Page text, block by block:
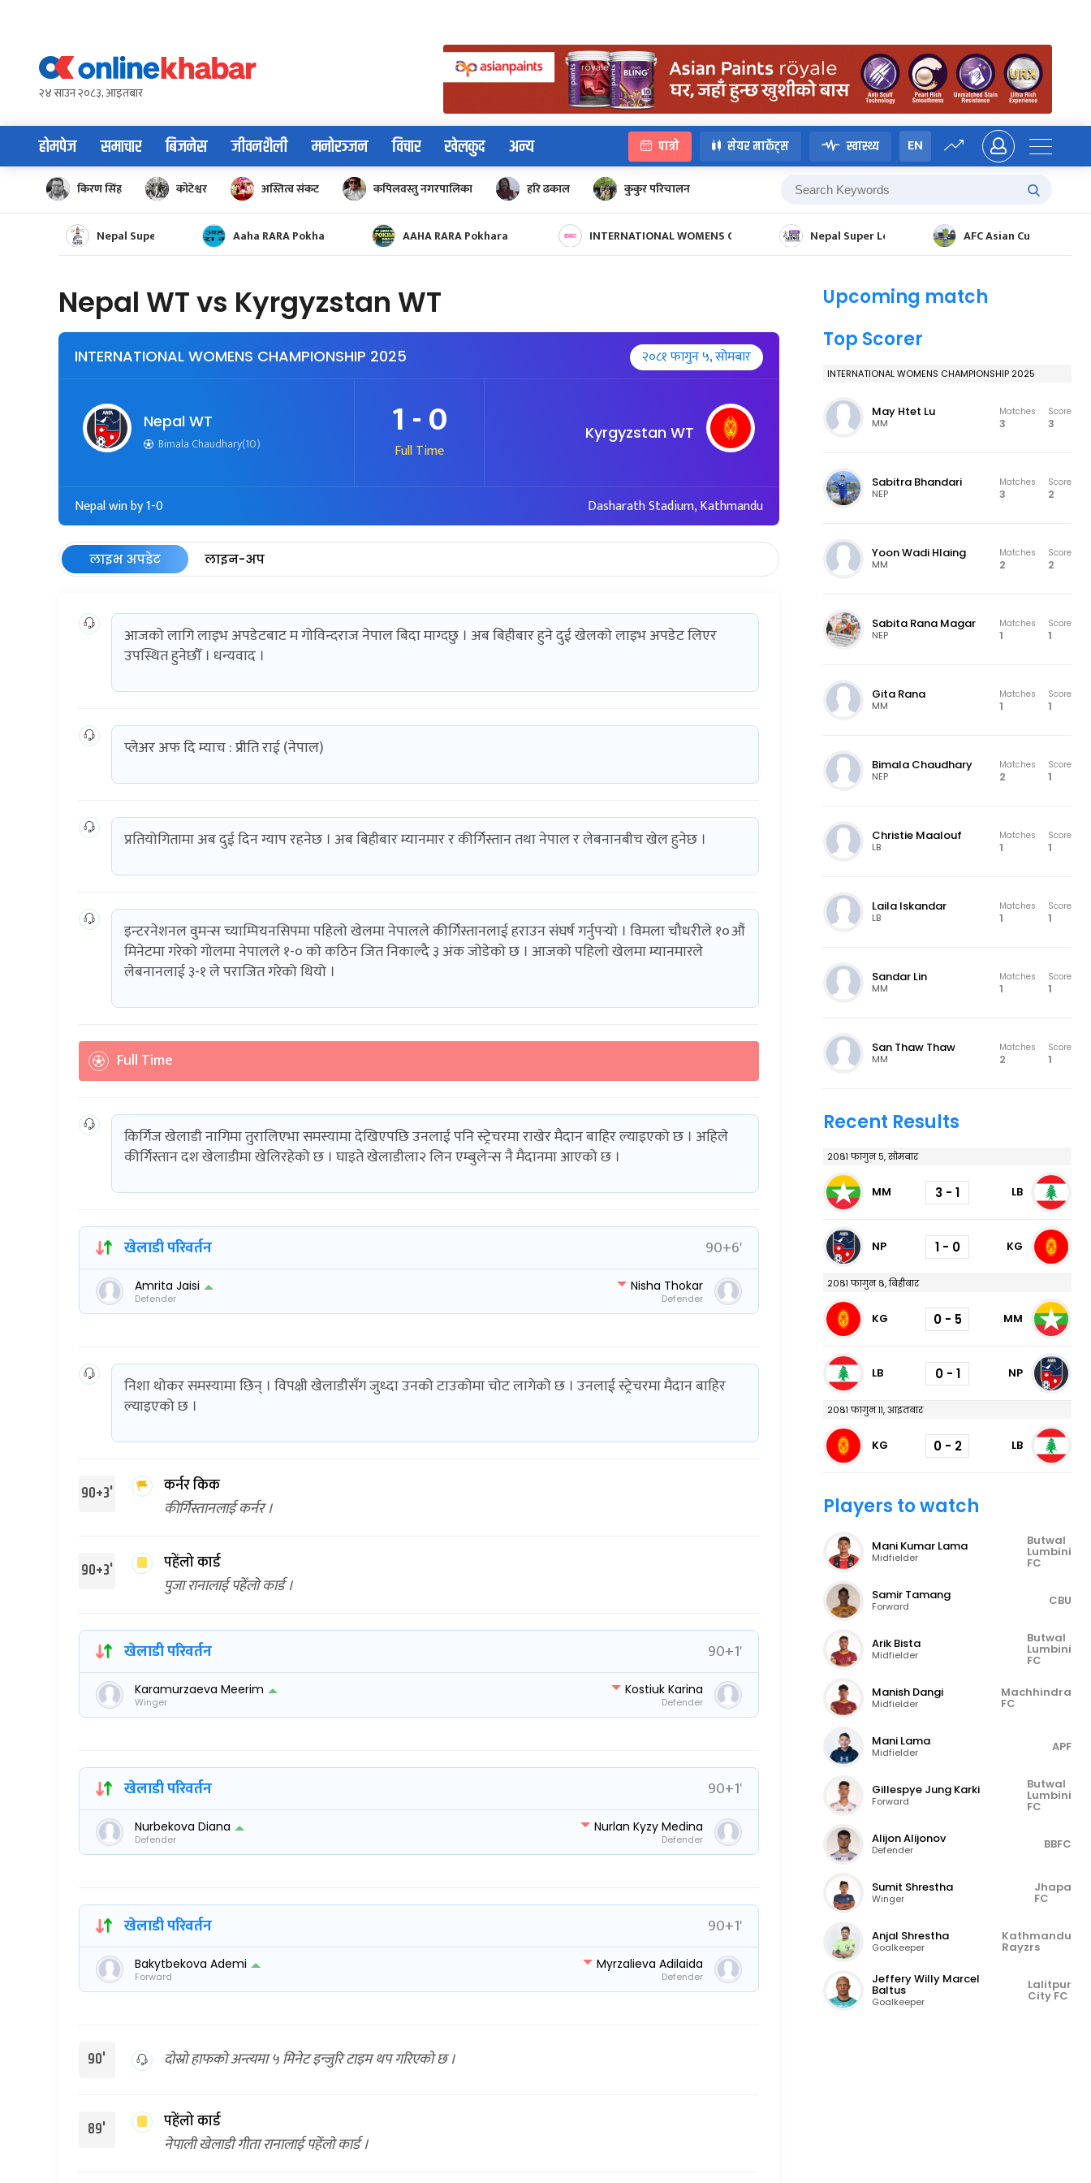
content२४ साउन २०८३, आइतबार
होमपेज समाचार बिजनेस जीवनशैली मनोरञ्जन विचार खेलकुद अन्य पात्रो सेयर मार्केट्स स्वास्थ्य EN
किरण सिंह कोटेश्वर अस्तित्व संकट कपिलवस्तु नगरपालिका हरि ढकाल कुकुर परिचालन
Nepal Super League Aaha RARA Pokhara gold cup AAHA RARA Pokhara Gold Cup 2025INTERNATIONAL WOMENS CHAMPIONSHIP 2025Nepal Super League 2025 AFC Asian Cup Qualifier
Nepal WT vs Kyrgyzstan WT
INTERNATIONAL WOMENS CHAMPIONSHIP 2025 २०८१ फागुन ५, सोमबार
Nepal WT
Bimala Chaudhary(10) 1 - 0
Full Time
Kyrgyzstan WT
Nepal win by 1-0 Dasharath Stadium, Kathmandu
लाइभ अपडेट लाइन-अप
आजको लागि लाइभ अपडेटबाट म गोविन्दराज नेपाल बिदा माग्दछु । अब बिहीबार हुने दुई खेलको लाइभ अपडेट लिएर
उपस्थित हुनेछौँ । धन्यवाद ।
प्लेअर अफ दि म्याच : प्रीति राई (नेपाल)
प्रतियोगितामा अब दुई दिन ग्याप रहनेछ । अब बिहीबार म्यानमार र कीर्गिस्तान तथा नेपाल र लेबनानबीच खेल हुनेछ ।
इन्टरनेशनल वुमन्स च्याम्पियनसिपमा पहिलो खेलमा नेपालले कीर्गिस्तानलाई हराउन संघर्ष गर्नुपर्‍यो । विमला चौधरीले १०औं
मिनेटमा गरेको गोलमा नेपालले १-० को कठिन जित निकाल्दै ३ अंक जोडेको छ । आजको पहिलो खेलमा म्यानमारले
लेबनानलाई ३-१ ले पराजित गरेको थियो ।
Full Time
किर्गिज खेलाडी नागिमा तुरालिएभा समस्यामा देखिएपछि उनलाई पनि स्ट्रेचरमा राखेर मैदान बाहिर ल्याइएको छ । अहिले
कीर्गिस्तान दश खेलाडीमा खेलिरहेको छ । घाइते खेलाडीला२ लिन एम्बुलेन्स नै मैदानमा आएको छ ।
खेलाडी परिवर्तन 90+6'
Amrita Jaisi
Defender
Nisha Thokar
Defender
निशा थोकर समस्यामा छिन् । विपक्षी खेलाडीसँग जुध्दा उनको टाउकोमा चोट लागेको छ । उनलाई स्ट्रेचरमा मैदान बाहिर
ल्याइएको छ ।
90+3'
कर्नर किक
कीर्गिस्तानलाई कर्नर ।
90+3'
पहेंलो कार्ड
पुजा रानालाई पहेँलो कार्ड ।
खेलाडी परिवर्तन 90+1'
Karamurzaeva Meerim
Winger
Kostiuk Karina
Defender
खेलाडी परिवर्तन 90+1'
Nurbekova Diana
Defender
Nurlan Kyzy Medina
Defender
खेलाडी परिवर्तन 90+1'
Bakytbekova Ademi
Forward
Myrzalieva Adilaida
Defender
90' दोस्रो हाफको अन्त्यमा ५ मिनेट इन्जुरि टाइम थप गरिएको छ ।
89'
पहेंलो कार्ड
नेपाली खेलाडी गीता रानालाई पहेँलो कार्ड ।
Upcoming match
Top Scorer
INTERNATIONAL WOMENS CHAMPIONSHIP 2025
May Htet Lu
MM
Matches
3
Score
3
Sabitra Bhandari
NEP
Matches
3
Score
2
Yoon Wadi Hlaing
MM
Matches
2
Score
2
Sabita Rana Magar
NEP
Matches
1
Score
1
Gita Rana
MM
Matches
1
Score
1
Bimala Chaudhary
NEP
Matches
2
Score
1
Christie Maalouf
LB
Matches
1
Score
1
Laila Iskandar
LB
Matches
1
Score
1
Sandar Lin
MM
Matches
1
Score
1
San Thaw Thaw
MM
Matches
2
Score
1
Recent Results
२०८१ फागुन ५, सोमबार
MM 3 - 1 LB
NP 1 - 0 KG
२०८१ फागुन ८, बिहीबार
KG 0 - 5 MM
LB 0 - 1 NP
२०८१ फागुन ११, आइतबार
KG 0 - 2 LB
Players to watch
Mani Kumar Lama
Midfielder
Butwal
Lumbini
FC
Samir Tamang
Forward CBU
Arik Bista
Midfielder
Butwal
Lumbini
FC
Manish Dangi
Midfielder
Machhindra
FC
Mani Lama
Midfielder APF
Gillespye Jung Karki
Forward
Butwal
Lumbini
FC
Alijon Alijonov
Defender BBFC
Sumit Shrestha
Winger
Jhapa
FC
Anjal Shrestha
Goalkeeper
Kathmandu
Rayzrs
Jeffery Willy Marcel
Baltus
Goalkeeper
Lalitpur
City FC